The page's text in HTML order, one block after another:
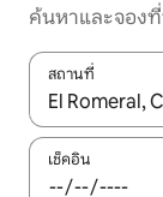
ค้นหาและจองที่
สถานที่
ใช้ลูกศรขึ้นลง
เช็คอิน